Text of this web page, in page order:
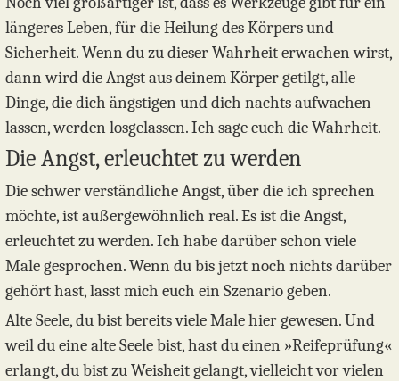
längeres Leben, für die Heilung des Körpers und
Sicherheit. Wenn du zu dieser Wahrheit erwachen wirst,
dann wird die Angst aus deinem Körper getilgt, alle
Dinge, die dich ängstigen und dich nachts aufwachen
lassen, werden losgelassen. Ich sage euch die Wahrheit.
Die Angst, erleuchtet zu werden
Die schwer verständliche Angst, über die ich sprechen
möchte, ist außergewöhnlich real. Es ist die Angst,
erleuchtet zu werden. Ich habe darüber schon viele
Male gesprochen. Wenn du bis jetzt noch nichts darüber
gehört hast, lasst mich euch ein Szenario geben.
Alte Seele, du bist bereits viele Male hier gewesen. Und
weil du eine alte Seele bist, hast du einen »Reifeprüfung«
erlangt, du bist zu Weisheit gelangt, vielleicht vor vielen